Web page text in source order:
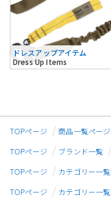
ドレスアップアイテム
Dress Up Items
TOPページ 商品一覧ページ
TOPページ
ブランド一覧
TOPページ
カテゴリー一覧
TOPページ
カテゴリー一覧